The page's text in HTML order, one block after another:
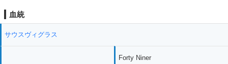
血統
サウスヴィグラス
Forty Niner